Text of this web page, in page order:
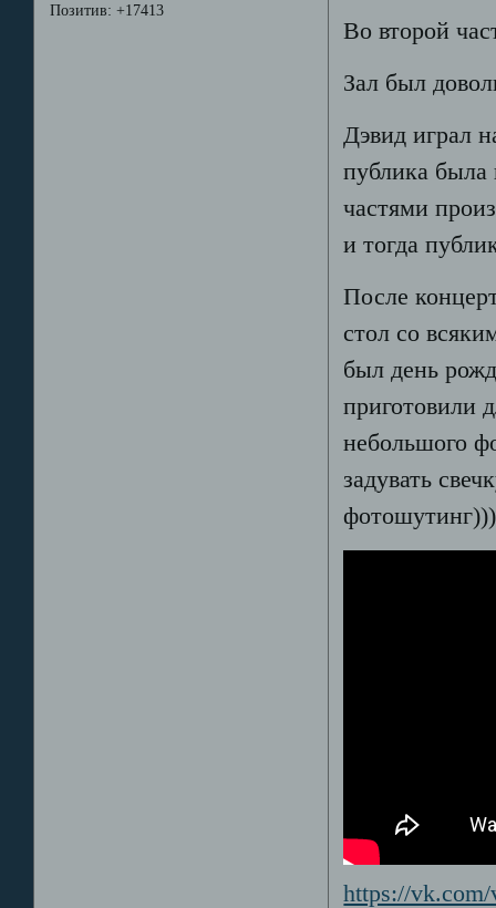
Позитив: +17413
Во второй
Зал был
Дэвид играл
публика была
частями
и тогда
После
стол со
был день
приготовили
небольшого
задувать
https://vk.com/